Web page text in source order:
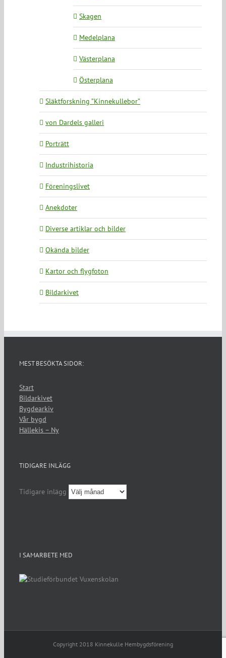
Skagen
Medelplana
Västerplana
Österplana
Släktforskning ”Kinnekullebor”
von Dardels galleri
Porträtt
Industrihistoria
Föreningslivet
Anekdoter
Diverse artiklar och bilder
Okända bilder
Kartor och flygfoton
Bildarkivet
MEST BESÖKTA SIDOR:
Start
Bildarkivet
Bygdearkiv
Vår bygd
Hällekis – Ny
TIDIGARE INLÄGG
Tidigare inlägg
I SAMARBETE MED
Copyright 2018 Kinnekulle Hembygdsförening